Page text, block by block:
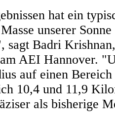
hat ein
unserer
sagt Badri
AEI Hannover.
auf einen
10,4 und 11,9
als bisherige